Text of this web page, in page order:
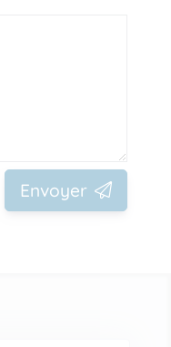
Envoyer